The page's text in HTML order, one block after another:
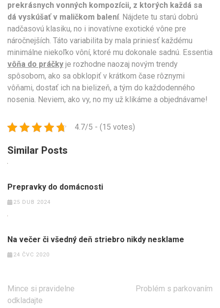
prekrásnych vonných kompozícii, z ktorých každá sa
dá vyskúšať v maličkom balení. Nájdete tu starú dobrú
nadčasovú klasiku, no i inovatívne exotické vône pre
náročnejších. Táto variabilita by mala priniesť každému
minimálne niekoľko vôní, ktoré mu dokonale sadnú. Essentia
vôňa do práčky je rozhodne naozaj novým trendy
spôsobom, ako sa obklopiť v krátkom čase rôznymi
vôňami, dostať ich na bielizeň, a tým do každodenného
nosenia. Neviem, ako vy, no my už klikáme a objednávame!
4.7/5 - (15 votes)
Similar Posts
Prepravky do domácnosti
25 DUB 2024
Na večer či všedný deň striebro nikdy nesklame
24 ČVC 2020
Navigace
pro
Mince si pravidelne
odkladajte
Problém s parkovaním